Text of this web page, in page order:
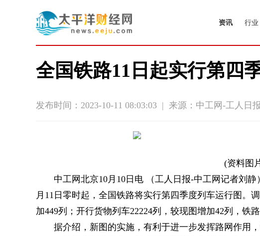
资讯 行业
全国铁路11日起实行第四
发布时间：2023-10-11 08:03:03 | 来源：中工网-工人日报
(资料图
中工网北京10月10日电 （工人日报-中工网记者刘
月11日零时起，全国铁路将实行第四季度列车运行图。
加449列；开行货物列车22224列，较现图增加42列，铁
据介绍，新图的实施，有利于进一步发挥路网作用